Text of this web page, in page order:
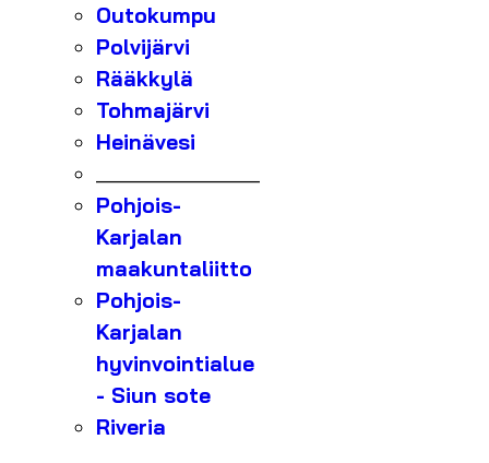
Outokumpu
Polvijärvi
Rääkkylä
Tohmajärvi
Heinävesi
Pohjois-
Karjalan
maakuntaliitto
Pohjois-
Karjalan
hyvinvointialue
- Siun sote
Riveria